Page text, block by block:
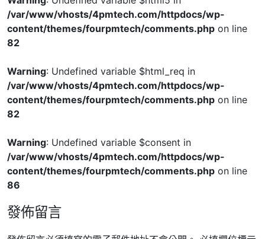
/var/www/vhosts/4pmtech.com/httpdocs/wp-
content/themes/fourpmtech/comments.php on line
82
Warning: Undefined variable $html_req in
/var/www/vhosts/4pmtech.com/httpdocs/wp-
content/themes/fourpmtech/comments.php on line
82
Warning: Undefined variable $consent in
/var/www/vhosts/4pmtech.com/httpdocs/wp-
content/themes/fourpmtech/comments.php on line
86
發佈留言